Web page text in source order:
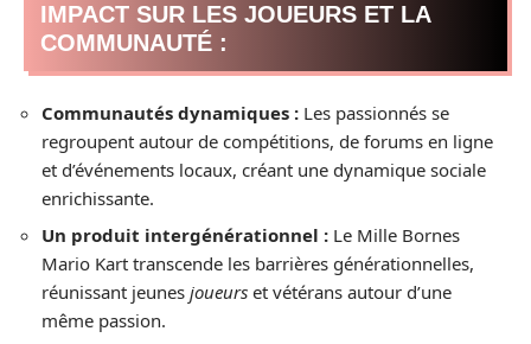
IMPACT SUR LES JOUEURS ET LA
COMMUNAUTÉ :
Communautés dynamiques : Les passionnés se
regroupent autour de compétitions, de forums en ligne
et d’événements locaux, créant une dynamique sociale
enrichissante.
Un produit intergénérationnel : Le Mille Bornes
Mario Kart transcende les barrières générationnelles,
réunissant jeunes joueurs et vétérans autour d’une
même passion.